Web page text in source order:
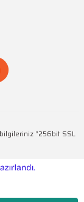
bilgileriniz “256bit SSL